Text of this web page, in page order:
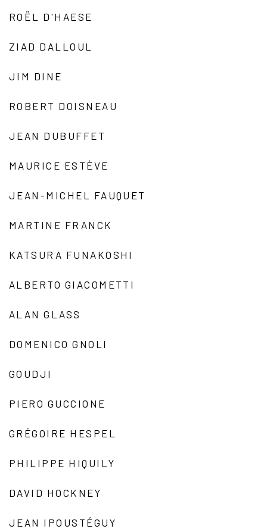
ROËL D'HAESE
ZIAD DALLOUL
JIM DINE
ROBERT DOISNEAU
JEAN DUBUFFET
MAURICE ESTÈVE
JEAN-MICHEL FAUQUET
MARTINE FRANCK
KATSURA FUNAKOSHI
ALBERTO GIACOMETTI
ALAN GLASS
DOMENICO GNOLI
GOUDJI
PIERO GUCCIONE
GRÉGOIRE HESPEL
PHILIPPE HIQUILY
DAVID HOCKNEY
JEAN IPOUSTÉGUY